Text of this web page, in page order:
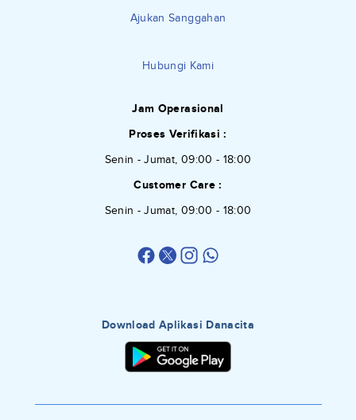
Ajukan Sanggahan
Hubungi Kami
Jam Operasional
Proses Verifikasi :
Senin - Jumat, 09:00 - 18:00
Customer Care :
Senin - Jumat, 09:00 - 18:00
Download Aplikasi Danacita